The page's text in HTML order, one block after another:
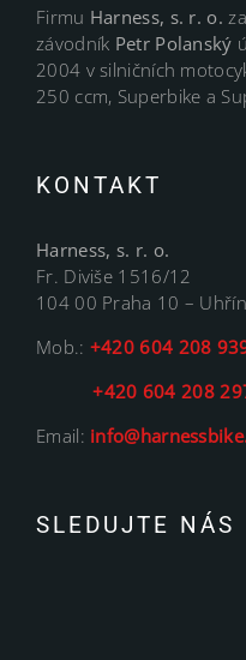
Firmu Harness, s. r. o.
závodník Petr Polanský
2004 v silničních
250 ccm, Superbike a
KONTAKT
Harness, s. r. o.
Fr. Diviše 1516/12
104 00 Praha 10 –
Mob.: +420 604 208
+420 604 208
Email:
SLEDUJTE NÁS